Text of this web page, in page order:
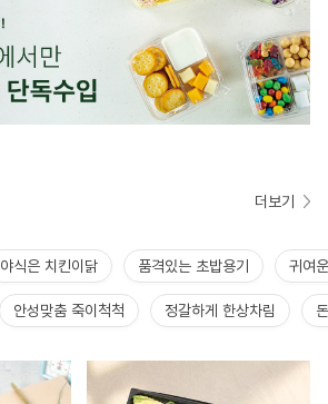
더보기
야식은 치킨이닭 품격있는 초밥용기 귀여
안성맞춤 죽이척척 정갈하게 한상차림